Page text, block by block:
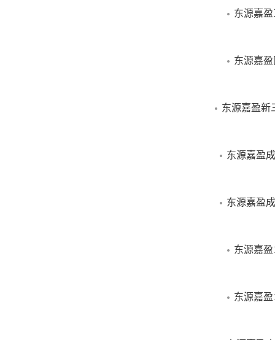
东源嘉
东源嘉
东源嘉盈新
东源嘉盈
东源嘉盈
东源嘉
东源嘉
推介文件，并自
司注册商标，